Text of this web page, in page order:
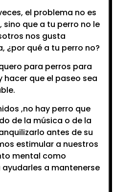
el problema no es
que a tu perro no le
nos gusta
¿por qué a tu perro no?
para perros para
hacer que el paseo sea
,no hay perro que
de la música o de la
antes de su
estimular a nuestros
mental como
a mantenerse